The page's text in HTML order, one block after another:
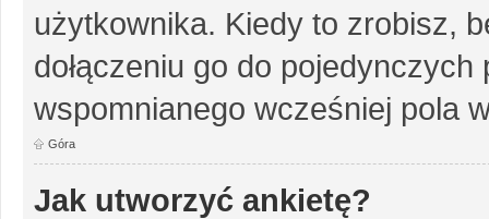
użytkownika. Kiedy to zrobisz,
dołączeniu go do
wspomnianego wcześniej pola
Góra
Jak utworzyć ankietę?